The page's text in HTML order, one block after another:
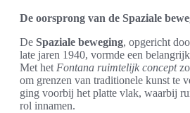
De oorsprong van de Spaziale
De Spaziale beweging, opgericht
late jaren 1940, vormde een
Met het Fontana ruimtelijk concept
om grenzen van traditionele kunst te
ging voorbij het platte vlak, waarbij
rol innamen.